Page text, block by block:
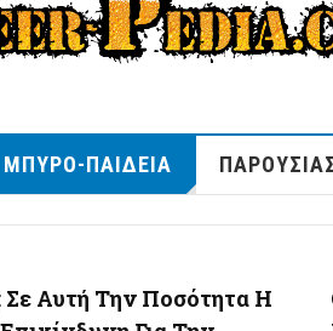
ΜΠΥΡΟ-ΠΑΙΔΕΙΑ
Σε Αυτή Την Ποσότητα Η